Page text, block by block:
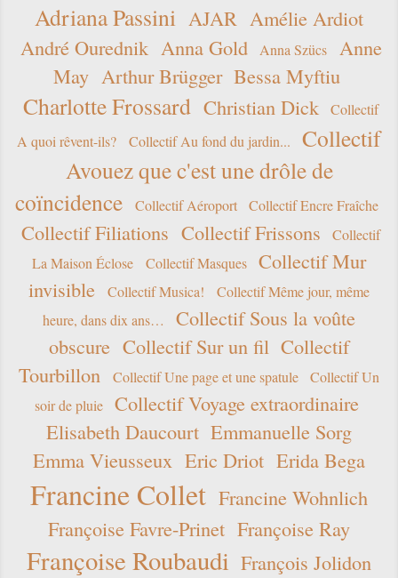
Adriana Passini AJAR Amélie Ardiot
André Ourednik Anna Gold Anna Szücs
Anne
May Arthur Brügger Bessa Myftiu
Charlotte Frossard Christian Dick
Collectif
A quoi rêvent-ils?
Collectif Au fond du jardin...
Collectif
Avouez que c'est une drôle de
coïncidence
Collectif Aéroport Collectif Encre Fraîche
Collectif Filiations Collectif Frissons
Collectif
La Maison Éclose
Collectif Masques
Collectif Mur
invisible
Collectif Musica!
Collectif Même jour, même
heure, dans dix ans…
Collectif Sous la voûte
obscure Collectif Sur un fil Collectif
Tourbillon
Collectif Une page et une spatule
Collectif Un
soir de pluie
Collectif Voyage extraordinaire
Elisabeth Daucourt Emmanuelle Sorg
Emma Vieusseux Eric Driot Erida Bega
Francine Collet Francine Wohnlich
Françoise Favre-Prinet Françoise Ray
Françoise Roubaudi François Jolidon